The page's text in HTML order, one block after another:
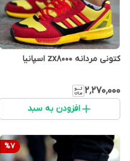
کتونی مردانه zx8000 اسپانیا
۲٬۲۷۰٬۰۰۰
افزودن به سبد
%7